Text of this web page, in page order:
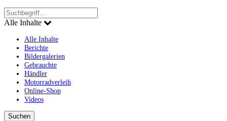
Alle Inhalte
Alle Inhalte
Berichte
Bildergalerien
Gebrauchte
Händler
Motorradverleih
Online-Shop
Videos
Suchen